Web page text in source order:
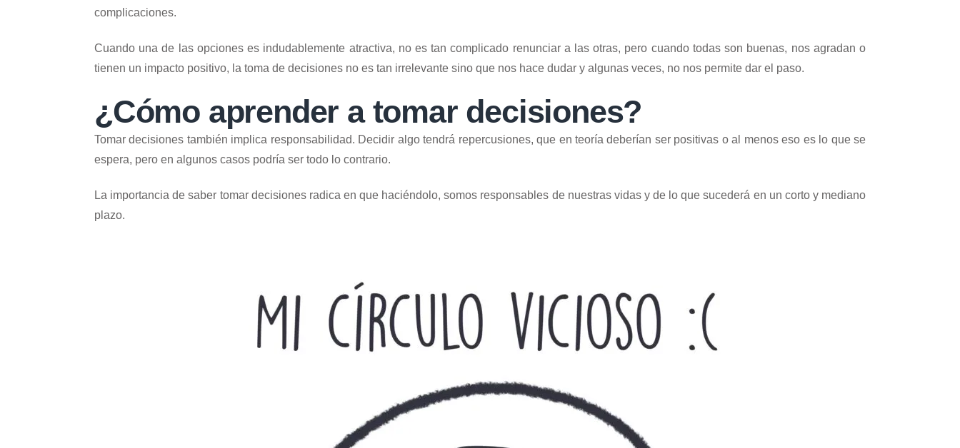
complicaciones.
Cuando una de las opciones es indudablemente atractiva, no es tan complicado renunciar a las otras, pero cuando todas son buenas, nos agradan o
tienen un impacto positivo, la toma de decisiones no es tan irrelevante sino que nos hace dudar y algunas veces, no nos permite dar el paso.
¿Cómo aprender a tomar decisiones?
Tomar decisiones también implica responsabilidad. Decidir algo tendrá repercusiones, que en teoría deberían ser positivas o al menos eso es lo que se
espera, pero en algunos casos podría ser todo lo contrario.
La importancia de saber tomar decisiones radica en que haciéndolo, somos responsables de nuestras vidas y de lo que sucederá en un corto y mediano
plazo.